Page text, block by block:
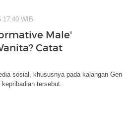
17:40 WIB
Male'
Catat
sosial, khususnya pada kalangan Gen
tersebut.